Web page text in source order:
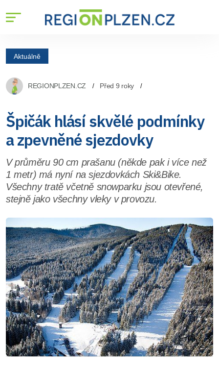
Aktuálně
REGIONPLZEN.CZ Před 9 roky
Špičák hlásí skvělé podmínky
a zpevněné sjezdovky
V průměru 90 cm prašanu (někde pak i více než
1 metr) má nyní na sjezdovkách Ski&Bike.
Všechny tratě včetně snowparku jsou otevřené,
stejně jako všechny vleky v provozu.